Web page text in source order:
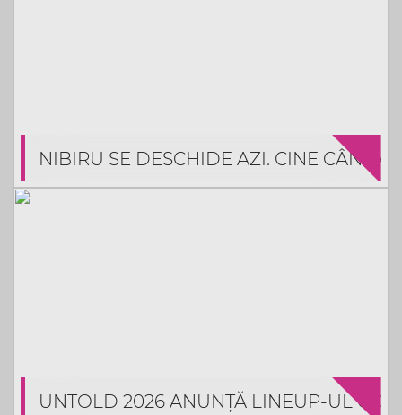
NIBIRU SE DESCHIDE AZI. CINE CÂNTĂ
UNTOLD 2026 ANUNȚĂ LINEUP-UL